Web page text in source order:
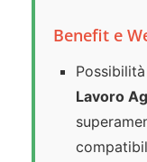
Benefit e
Lavoro